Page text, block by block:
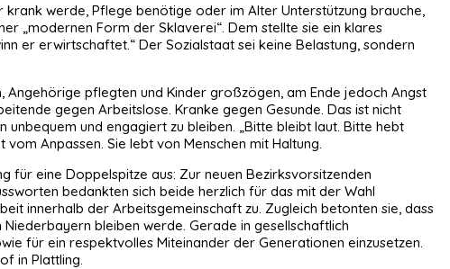
werde, Pflege benötige oder im Alter Unterstützung brauche,
„modernen Form der Sklaverei“. Dem stellte sie ein klares
er erwirtschaftet.“ Der Sozialstaat sei keine Belastung, sondern
Angehörige pflegten und Kinder großzögen, am Ende jedoch Angst
gegen Arbeitslose. Kranke gegen Gesunde. Das ist nicht
und engagiert zu bleiben. „Bitte bleibt laut. Bitte hebt
Anpassen. Sie lebt von Menschen mit Haltung.
für eine Doppelspitze aus: Zur neuen Bezirksvorsitzenden
bedankten sich beide herzlich für das mit der Wahl
innerhalb der Arbeitsgemeinschaft zu. Zugleich betonten sie, dass
bleiben werde. Gerade in gesellschaftlich
für ein respektvolles Miteinander der Generationen einzusetzen.
in Plattling.